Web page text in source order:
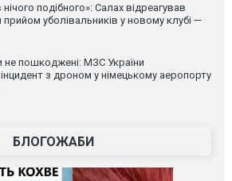
подібного»: Салах відреагував
уболівальників у новому клубі —
не пошкоджені: МЗС України
з дроном у німецькому аеропорту
БЛОГОЖАБИ